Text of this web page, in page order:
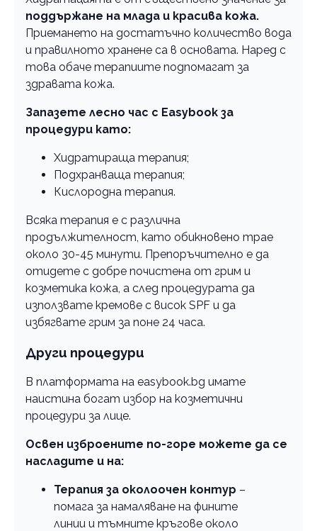
поддържане на млада и красива кожа.
Приемането на достатъчно количество вода
и правилното хранене са в основата. Наред с
това обаче терапиите подпомагат за
здравата кожа.
Запазете лесно час с Easybook за
процедури като:
Хидратираща терапия;
Подхранваща терапия;
Кислородна терапия.
Всяка терапия е с различна
продължителност, като обикновено трае
около 30-45 минути. Препоръчително е да
отидете с добре почистена от грим и
козметика кожа, а след процедурата да
използвате кремове с висок SPF и да
избягвате грим за поне 24 часа.
Други процедури
В платформата на easybook.bg имате
наистина богат избор на козметични
процедури за лице.
Освен изброените по-горе можете да се
насладите и на:
Терапия за околоочен контур –
помага за намаляване на фините
линии и тъмните кръгове около